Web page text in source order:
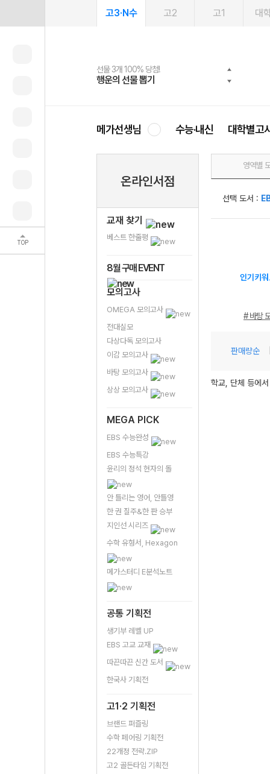
TOP
고3·N수 고2 고1 대
선물 3개 100% 당첨!
행운의 선물 뽑기
선물 100% 증정!
메가스터디 X 올리브
여름방학 스터디 캐시백
메가런 썸머스쿨
2027 러셀 단과
강사 공개선발
스마트러닝앱
설문 EVENT
메가패스
3일 무료 체험권
메가패스 수강생 무료혜택!
메가클럽 멤버십
사회공헌 캠페인
희망이룸 메가나눔
메가선생님 수능·내신 대학별고
온라인서점
교재 찾기
베스트 한줄평
8월 구매 EVENT
모의고사
OMEGA 모의고사
전대실모
다상다독 모의고사
이감 모의고사
바탕 모의고사
상상 모의고사
MEGA PICK
EBS 수능완성
EBS 수능특강
윤리의 정석 현자의 돌
안 틀리는 영어, 안틀영
한 권 질주&한 판 승부
지인선 시리즈
수학 유형서, Hexagon
메가스터디 E분석노트
공통 기획전
생기부 레벨 UP
EBS 고교 교재
따끈따끈 신간 도서
한국사 기획전
고1·2 기획전
브랜드 퍼즐링
수학 페어링 기획전
22개정 전략.ZIP
고2 골든타임 기획전
영역별
선택 도서 :
인기키
# 바탕
판매량순
학교, 단체 등에